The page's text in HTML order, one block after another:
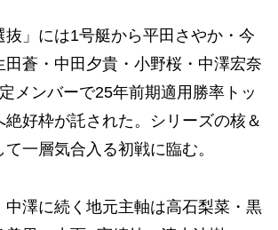
抜」には1号艇から平田さやか・今
田蒼・中田夕貴・小野桜・中澤宏奈
メンバーで25年前期適用勝率トッ
絶好枠が託された。シリーズの核＆
一層気合入る初戦に臨む。
中澤に続く地元主軸は高石梨菜・黒